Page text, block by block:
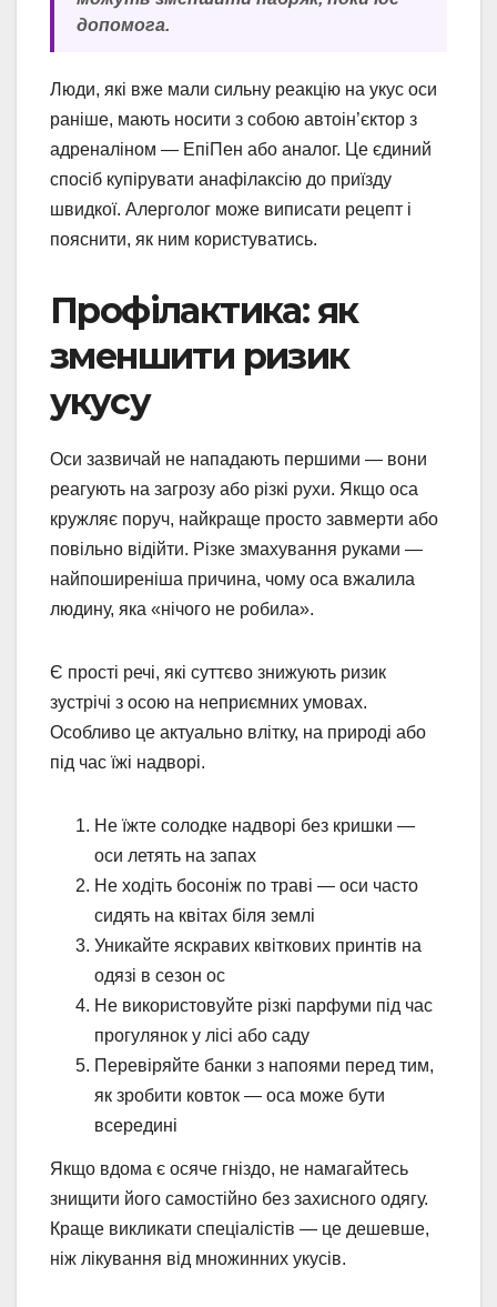
допомога.
Люди, які вже мали сильну реакцію на укус оси
раніше, мають носити з собою автоін’єктор з
адреналіном — ЕпіПен або аналог. Це єдиний
спосіб купірувати анафілаксію до приїзду
швидкої. Алерголог може виписати рецепт і
пояснити, як ним користуватись.
Профілактика: як
зменшити ризик
укусу
Оси зазвичай не нападають першими — вони
реагують на загрозу або різкі рухи. Якщо оса
кружляє поруч, найкраще просто завмерти або
повільно відійти. Різке змахування руками —
найпоширеніша причина, чому оса вжалила
людину, яка «нічого не робила».
Є прості речі, які суттєво знижують ризик
зустрічі з осою на неприємних умовах.
Особливо це актуально влітку, на природі або
під час їжі надворі.
Не їжте солодке надворі без кришки —
оси летять на запах
Не ходіть босоніж по траві — оси часто
сидять на квітах біля землі
Уникайте яскравих квіткових принтів на
одязі в сезон ос
Не використовуйте різкі парфуми під час
прогулянок у лісі або саду
Перевіряйте банки з напоями перед тим,
як зробити ковток — оса може бути
всередині
Якщо вдома є осяче гніздо, не намагайтесь
знищити його самостійно без захисного одягу.
Краще викликати спеціалістів — це дешевше,
ніж лікування від множинних укусів.